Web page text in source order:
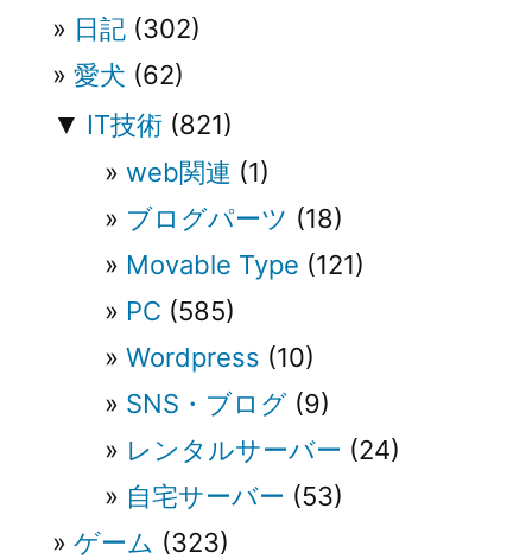
日記 (302)
愛犬 (62)
▼ IT技術 (821)
web関連 (1)
ブログパーツ (18)
Movable Type (121)
PC (585)
Wordpress (10)
SNS・ブログ (9)
レンタルサーバー (24)
自宅サーバー (53)
ゲーム (323)